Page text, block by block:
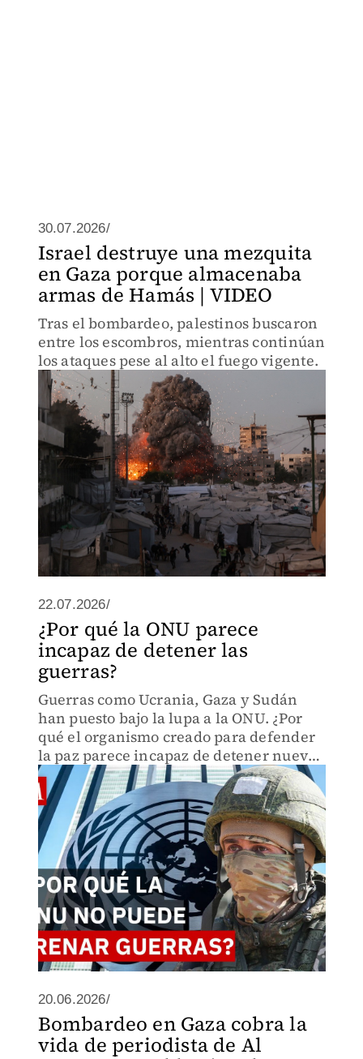
30.07.2026/
Israel destruye una mezquita
en Gaza porque almacenaba
armas de Hamás | VIDEO
Tras el bombardeo, palestinos buscaron
entre los escombros, mientras continúan
los ataques pese al alto el fuego vigente.
22.07.2026/
¿Por qué la ONU parece
incapaz de detener las
guerras?
Guerras como Ucrania, Gaza y Sudán
han puesto bajo la lupa a la ONU. ¿Por
qué el organismo creado para defender
la paz parece incapaz de detener nuevos
conflictos?
20.06.2026/
Bombardeo en Gaza cobra la
vida de periodista de Al